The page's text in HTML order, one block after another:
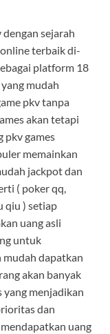
sejarah
terbaik di-
platform 18
mudah
pkv tanpa
akan tetapi
pkv games
memainkan
jackpot dan
( poker qq,
qiu ) setiap
uang asli
untuk
mudah dapatkan
akan banyak
yang menjadikan
dan
uang